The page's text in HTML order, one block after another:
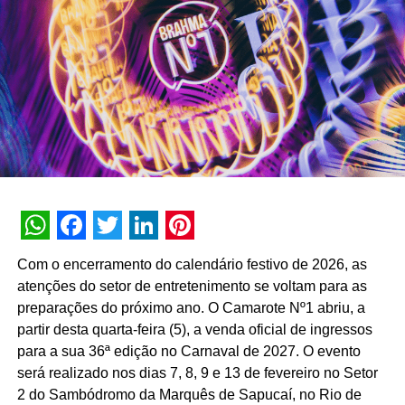
desejar”, afirma Mariana Moraes, diretora de marketing da
C&A Brasil.
O C&A&VC, dentre outros serviços, reforça a estratégia
da companhia chamada C&A Fashion Tech, por meio da
qual a varejista tem como objetivo ser a companhia de
moda digital que mais entende a mulher brasileira, com
lojas físicas e muita conexão emocional.
TÓPICOS RELACIONADOS: DESTAQUE
Seara promove sabor de domingo todos os dias
com novo Frango de Padaria
NÃO PERCA
Britânia lança Escola Britaniar para ensinar o
idioma que facilita a vida dos brasileiros
WhatsApp
Facebook
Twitter
LinkedIn
Pinterest
Com o encerramento do calendário festivo de 2026, as
atenções do setor de entretenimento se voltam para as
preparações do próximo ano. O Camarote Nº1 abriu, a
partir desta quarta-feira (5), a venda oficial de ingressos
para a sua 36ª edição no Carnaval de 2027. O evento
será realizado nos dias 7, 8, 9 e 13 de fevereiro no Setor
2 do Sambódromo da Marquês de Sapucaí, no Rio de